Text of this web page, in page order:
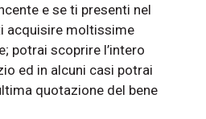
e se ti presenti nel
acquisire moltissime
potrai scoprire l’intero
ed in alcuni casi potrai
quotazione del bene